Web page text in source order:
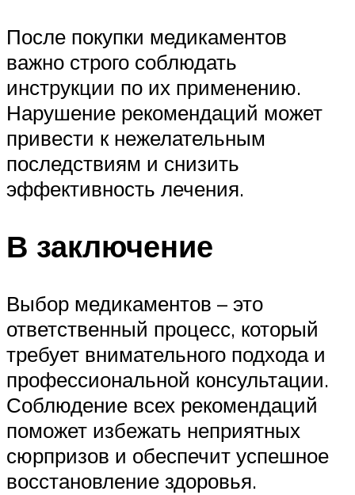
После покупки медикаментов
важно строго соблюдать
инструкции по их применению.
Нарушение рекомендаций может
привести к нежелательным
последствиям и снизить
эффективность лечения.
В заключение
Выбор медикаментов – это
ответственный процесс, который
требует внимательного подхода и
профессиональной консультации.
Соблюдение всех рекомендаций
поможет избежать неприятных
сюрпризов и обеспечит успешное
восстановление здоровья.